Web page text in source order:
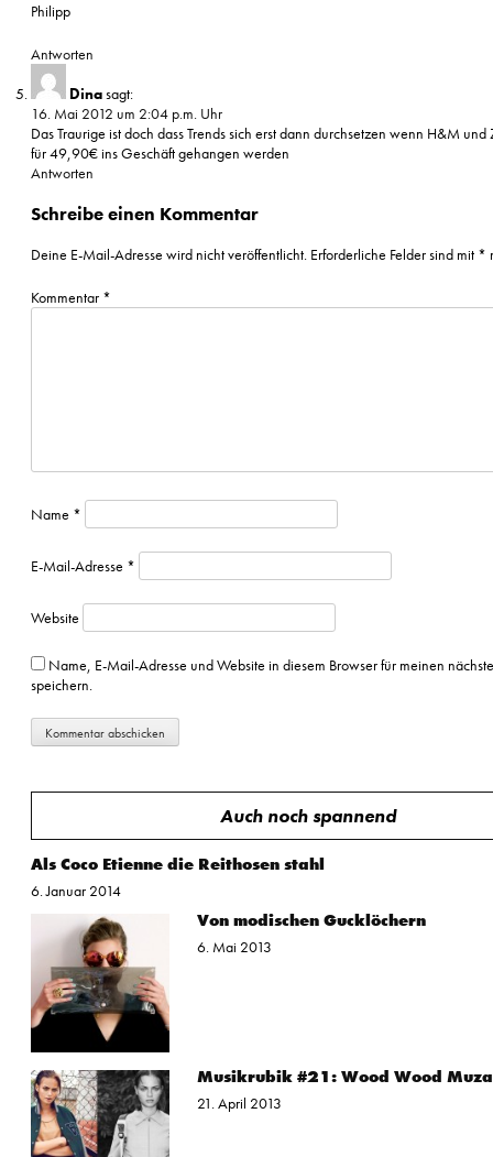
Philipp
Antworten
Dinasagt:
16. Mai 2012 um 2:04 p.m. Uhr
Das Traurige ist doch dass Trends sich erst dann durchsetzen wenn H&M und
für 49,90€ ins Geschäft gehangen werden
Antworten
Schreibe einen Kommentar
Deine E-Mail-Adresse wird nicht veröffentlicht. Erforderliche Felder sind mit *
Kommentar *
Name *
E-Mail-Adresse *
Website
Name, E-Mail-Adresse und Website in diesem Browser für meinen
speichern.
Auch noch spannend
Als Coco Etienne die Reithosen stahl
6. Januar 2014
Von modischen Gucklöchern
6. Mai 2013
Musikrubik #21: Wood Wood
21. April 2013